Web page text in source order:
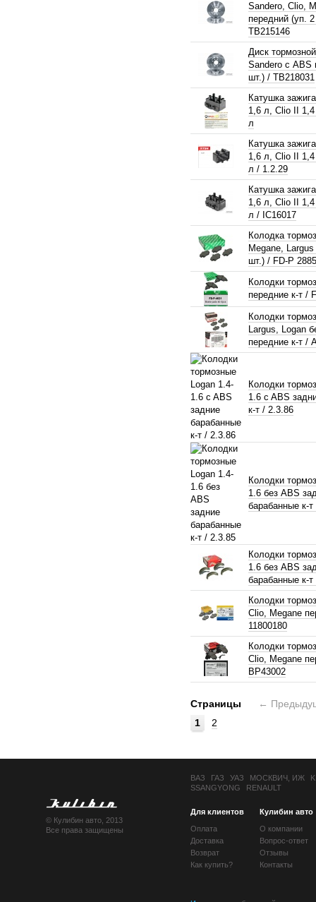
Sandero, Clio,
передний (уп.
TB215146
Диск
Sandero с ABS
шт.) / TB218031
Катушка
1,6 л, Clio II
л
Катушка
1,6 л, Clio II
л / 1.2.29
Катушка
1,6 л, Clio II
л / IC16017
Колодка
Megane,
шт.) / FD-P 2885
Колодки
передние к-т /
Колодки
Largus, Logan
передние к-т /
Колодки
1.6 c ABS
к-т / 2.3.86
Колодки
1.6 без ABS
барабанные к-
Колодки
1.6 без ABS
барабанные к-
Колодки
Clio, Megane
11800180
Колодки
Clio, Megane
BP43002
Страницы ←
1
2
ВАЗ ГАЗ УАЗ МОСКВИЧ, ИЖ
SSANGYONG
RENAULT
Для клиентов
Кулибин авто
Оплата
Доставка
Возврат
Как купить?
О компании
Вопрос-ответ
Отзывы
Контакты
© Кулибин авто, 2013
Все права защищены